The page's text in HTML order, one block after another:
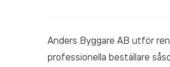
Anders Byggare AB utför
professionella beställare